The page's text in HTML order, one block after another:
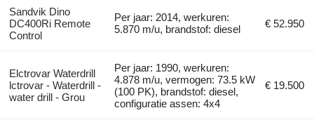
Sandvik Dino
DC400Ri Remote
Control
Per jaar: 2014, werkuren:
5.870 m/u, brandstof: diesel
€ 52.950
Elctrovar Waterdrill
lctrovar - Waterdrill -
water drill - Grou
Per jaar: 1990, werkuren:
4.878 m/u, vermogen: 73.5 kW
(100 PK), brandstof: diesel,
configuratie assen: 4x4
€ 19.500